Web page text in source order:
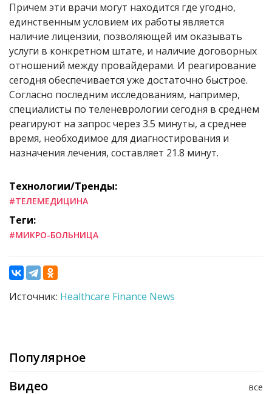
Причем эти врачи могут находится где угодно,
единственным условием их работы является
наличие лицензии, позволяющей им оказывать
услуги в конкретном штате, и наличие договорных
отношений между провайдерами. И реагирование
сегодня обеспечивается уже достаточно быстрое.
Согласно последним исследованиям, например,
специалисты по теленеврологии сегодня в среднем
реагируют на запрос через 3.5 минуты, а среднее
время, необходимое для диагностирования и
назначения лечения, составляет 21.8 минут.
Технологии/Тренды:
#ТЕЛЕМЕДИЦИНА
Теги:
#МИКРО-БОЛЬНИЦА
Источник: Healthcare Finance News
Популярное
все
Видео